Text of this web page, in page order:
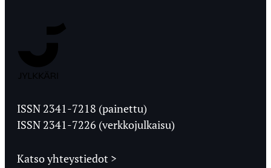
Ylioppilaslehti
ISSN 2341-7218 (painettu)
ISSN 2341-7226 (verkkojulkaisu)
Katso yhteystiedot >